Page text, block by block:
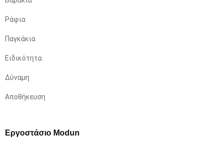
Ράφια
Παγκάκια
Ειδικότητα
Δύναμη
Αποθήκευση
Εργοστάσιο Modun